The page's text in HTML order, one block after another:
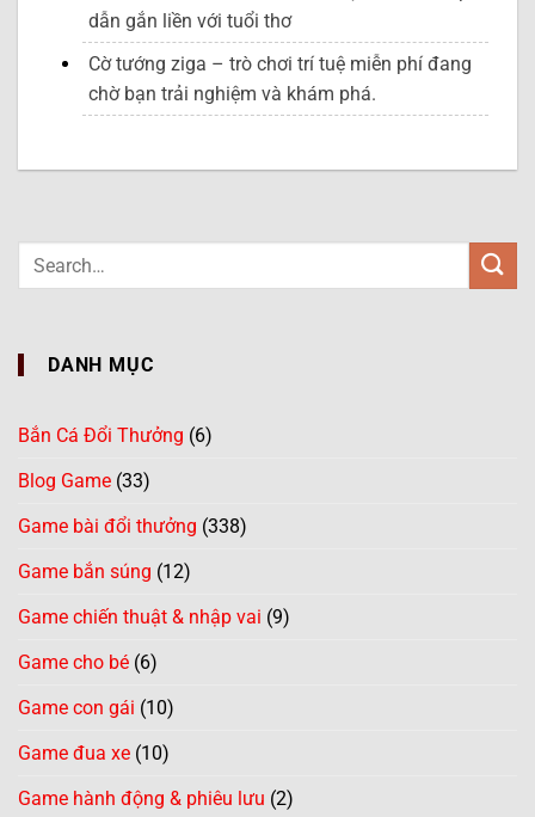
dẫn gắn liền với tuổi thơ
Cờ tướng ziga – trò chơi trí tuệ miễn phí đang
chờ bạn trải nghiệm và khám phá.
DANH MỤC
Bắn Cá Đổi Thưởng (6)
Blog Game (33)
Game bài đổi thưởng (338)
Game bắn súng (12)
Game chiến thuật & nhập vai (9)
Game cho bé (6)
Game con gái (10)
Game đua xe (10)
Game hành động & phiêu lưu (2)